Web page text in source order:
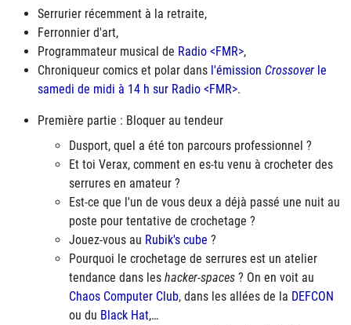
Serrurier récemment à la retraite,
Ferronnier d'art,
Programmateur musical de Radio <FMR>,
Chroniqueur comics et polar dans l'émission Crossover le
samedi de midi à 14 h sur Radio <FMR>.
Première partie : Bloquer au tendeur
Dusport, quel a été ton parcours professionnel ?
Et toi Verax, comment en es-tu venu à crocheter des
serrures en amateur ?
Est-ce que l'un de vous deux a déjà passé une nuit au
poste pour tentative de crochetage ?
Jouez-vous au Rubik's cube ?
Pourquoi le crochetage de serrures est un atelier
tendance dans les hacker-spaces ? On en voit au
Chaos Computer Club, dans les allées de la DEFCON
ou du Black Hat,…